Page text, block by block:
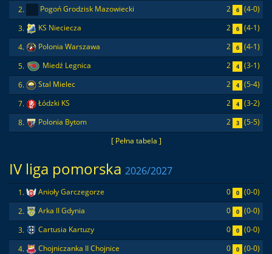
[ Pełna tabela ]
2.
Pogoń Grodzisk Mazowiecki 2 6
(4-0)
3.
KS Nieciecza 2 6
(4-1)
4.
Polonia Warszawa 2 6
(4-1)
5.
Miedź Legnica 2 4
(3-1)
6.
Stal Mielec 2 4
(5-4)
7.
Łódzki KS 2 4
(3-2)
8.
Polonia Bytom 2 3 (5-5)
IV liga pomorska 2026/2027
1. Anioły Garczegorze 0 0
(0-0)
2.
Arka II Gdynia 0 0
(0-0)
3.
Cartusia Kartuzy 0 0
(0-0)
4.
Chojniczanka II Chojnice 0 0
(0-0)